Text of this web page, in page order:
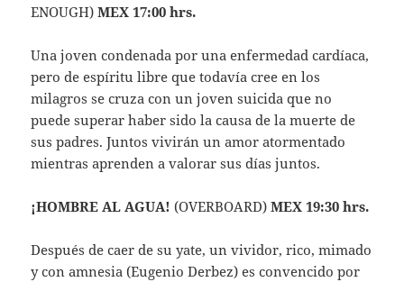
ENOUGH)MEX 17:00 hrs.
Una joven condenada por una enfermedad cardíaca,
pero de espíritu libre que todavía cree en los
milagros se cruza con un joven suicida que no
puede superar haber sido la causa de la muerte de
sus padres. Juntos vivirán un amor atormentado
mientras aprenden a valorar sus días juntos.
¡HOMBRE AL AGUA!(OVERBOARD)MEX 19:30 hrs.
Después de caer de su yate, un vividor, rico, mimado
y con amnesia (Eugenio Derbez) es convencido por